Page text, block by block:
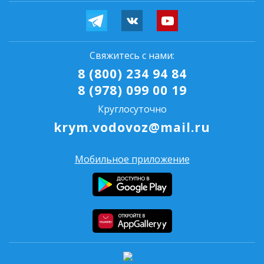
Свяжитесь с нами:
8 (800) 234 94 84
8 (978) 099 00 19
Круглосуточно
krym.vodovoz@mail.ru
Мобильное приложение